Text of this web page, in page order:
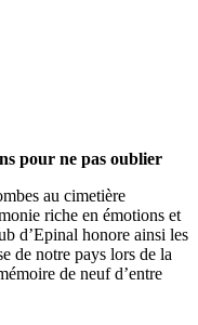
pour ne pas oublier
au cimetière
riche en émotions et
d’Epinal honore ainsi les
de notre pays lors de la
de neuf d’entre